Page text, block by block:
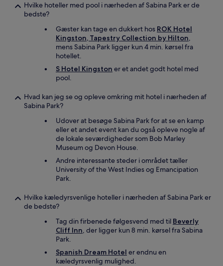
Hvilke hoteller med pool i nærheden af Sabina Park er de
bedste?
Gæster kan tage en dukkert hos ROK Hotel
Kingston, Tapestry Collection by Hilton,
mens Sabina Park ligger kun 4 min. kørsel fra
hotellet.
S Hotel Kingston er et andet godt hotel med
pool.
Hvad kan jeg se og opleve omkring mit hotel i nærheden af
Sabina Park?
Udover at besøge Sabina Park for at se en kamp
eller et andet event kan du også opleve nogle af
de lokale seværdigheder som Bob Marley
Museum og Devon House.
Andre interessante steder i området tæller
University of the West Indies og Emancipation
Park.
Hvilke kæledyrsvenlige hoteller i nærheden af Sabina Park er
de bedste?
Tag din firbenede følgesvend med til Beverly
Cliff Inn, der ligger kun 8 min. kørsel fra Sabina
Park.
Spanish Dream Hotel er endnu en
kæledyrsvenlig mulighed.